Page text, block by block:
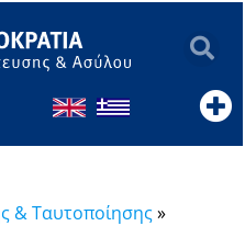
& Ταυτοποίησης